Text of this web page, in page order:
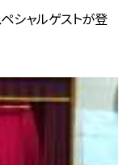
シャルゲストが登